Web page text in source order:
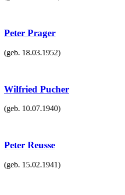
Peter Prager
(geb. 18.03.1952)
Wilfried Pucher
(geb. 10.07.1940)
Peter Reusse
(geb. 15.02.1941)